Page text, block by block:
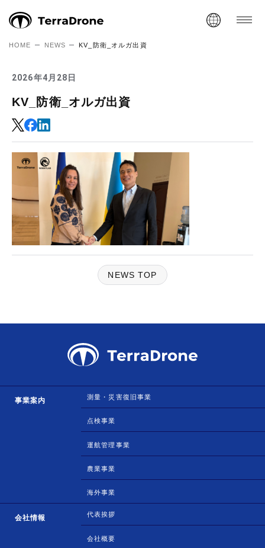
HOME NEWS KV_防衛_オルガ出資
2026年4月28日
KV_防衛_オルガ出資
NEWS TOP
事業案内 測量・災害復旧事業
点検事業
運航管理事業
農業事業
海外事業
会社情報 代表挨拶
会社概要